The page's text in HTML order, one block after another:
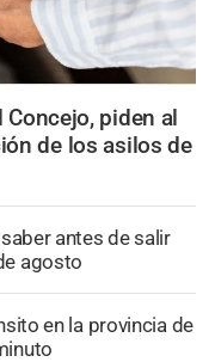
Concejo, piden al
de los asilos de
antes de salir
agosto
en la provincia de